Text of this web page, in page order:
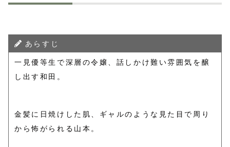
あらすじ
一見優等生で深層の令嬢、話しかけ難い雰囲気を醸
し出す和田。
金髪に日焼けした肌、ギャルのような見た目で周り
から怖がられる山本。